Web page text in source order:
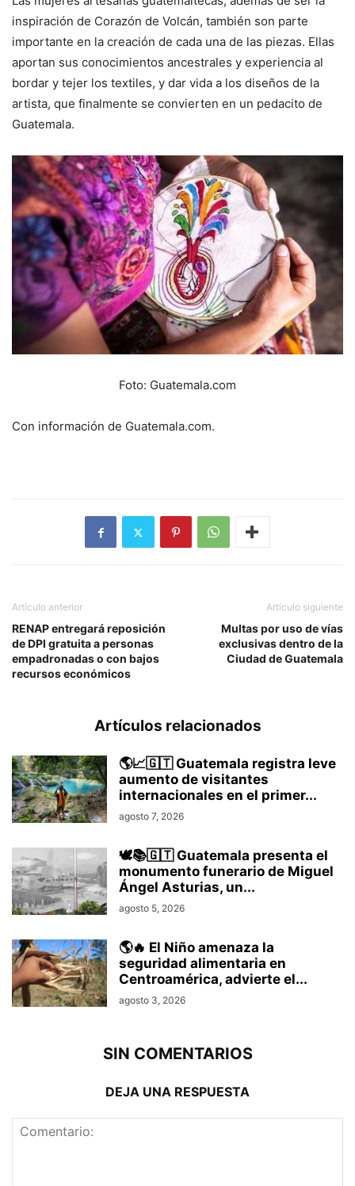
inspiración de Corazón de Volcán, también son parte
importante en la creación de cada una de las piezas. Ellas
aportan sus conocimientos ancestrales y experiencia al
bordar y tejer los textiles, y dar vida a los diseños de la
artista, que finalmente se convierten en un pedacito de
Guatemala.
Foto: Guatemala.com
Con información de Guatemala.com.
Artículo anterior
RENAP entregará reposición
de DPI gratuita a personas
empadronadas o con bajos
recursos económicos
Artículo siguiente
Multas por uso de vías
exclusivas dentro de la
Ciudad de Guatemala
Artículos relacionados
🌎📈🇬🇹 Guatemala registra leve
aumento de visitantes
internacionales en el primer...
agosto 7, 2026
🕊️📚🇬🇹 Guatemala presenta el
monumento funerario de Miguel
Ángel Asturias, un...
agosto 5, 2026
🌎🔥 El Niño amenaza la
seguridad alimentaria en
Centroamérica, advierte el...
agosto 3, 2026
SIN COMENTARIOS
DEJA UNA RESPUESTA